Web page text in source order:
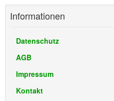
Informationen
Datenschutz
AGB
Impressum
Kontakt